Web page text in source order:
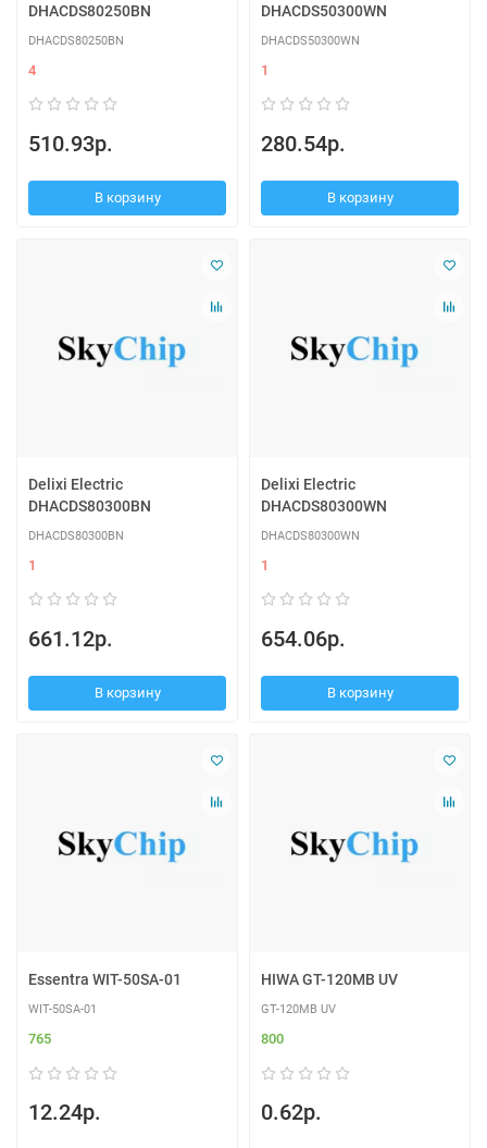
DHACDS80250BN
DHACDS80250BN
4
510.93р.
В корзину
DHACDS50300WN
DHACDS50300WN
1
280.54р.
В корзину
Delixi Electric
DHACDS80300BN
DHACDS80300BN
1
661.12р.
В корзину
Delixi Electric
DHACDS80300WN
DHACDS80300WN
1
654.06р.
В корзину
Essentra WIT-50SA-01
WIT-50SA-01
765
12.24р.
HIWA GT-120MB UV
GT-120MB UV
800
0.62р.